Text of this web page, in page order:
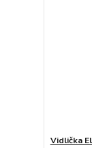
Vidlička